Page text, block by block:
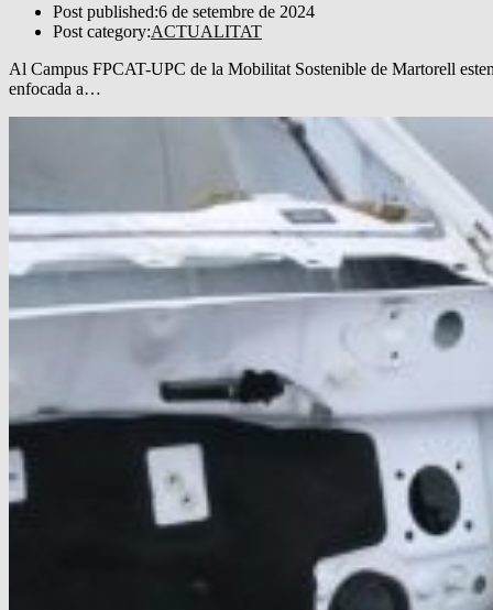
Post published:6 de setembre de 2024
Post category:ACTUALITAT
Al Campus FPCAT-UPC de la Mobilitat Sostenible de Martorell
enfocada a…